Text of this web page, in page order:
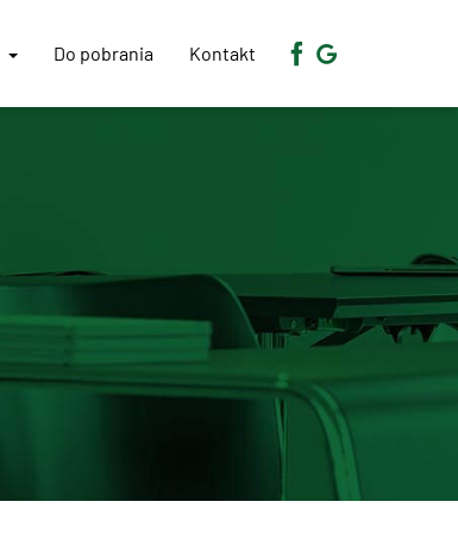
Do pobrania Kontakt